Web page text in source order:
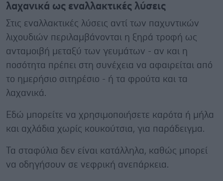
λαχανικά ως εναλλακτικές λύσεις
Στις εναλλακτικές λύσεις αντί των παχυντικών
λιχουδιών περιλαμβάνονται η ξηρά τροφή ως
ανταμοιβή μεταξύ των γευμάτων - αν και η
ποσότητα πρέπει στη συνέχεια να αφαιρείται από
το ημερήσιο σιτηρέσιο - ή τα φρούτα και τα
λαχανικά.
Εδώ μπορείτε να χρησιμοποιήσετε καρότα ή μήλα
και αχλάδια χωρίς κουκούτσια, για παράδειγμα.
Τα σταφύλια δεν είναι κατάλληλα, καθώς μπορεί
να οδηγήσουν σε νεφρική ανεπάρκεια.